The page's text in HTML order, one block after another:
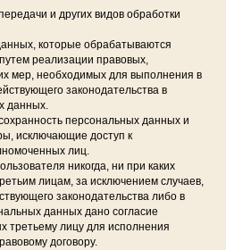
и других видов обработки
которые обрабатываются
реализации правовых,
мер, необходимых для выполнения в
законодательства в
данных.
персональных данных и
исключающие доступ к
лиц.
никогда, ни при каких
лицам, за исключением случаев,
законодательства либо в
данных дано согласие
третьему лицу для исполнения
договору.